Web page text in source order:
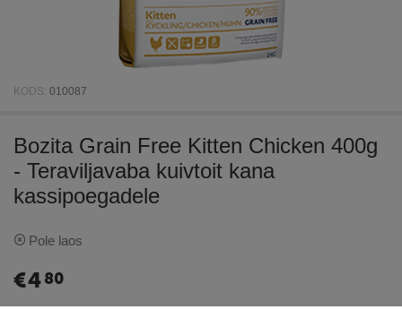
KODS: 010087
Bozita Grain Free Kitten Chicken 400g
- Teraviljavaba kuivtoit kana
kassipoegadele
Pole laos
€480